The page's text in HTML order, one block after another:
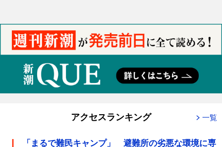
アクセスランキング 一覧
「まるで難民キャンプ」 避難所の劣悪な環境に専